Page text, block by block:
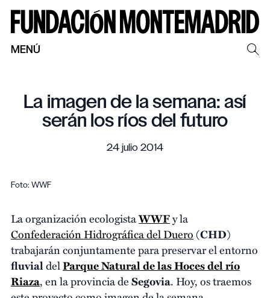
MENÚ
La imagen de la semana: así
serán los ríos del futuro
24 julio 2014
Foto: WWF
La organización ecologistaWWFy la
Confederación Hidrográfica del Duero(CHD)
trabajarán conjuntamente para preservar el entorno
fluvialdelParque Natural de las Hoces del río
Riaza, en la provincia deSegovia. Hoy, os traemos